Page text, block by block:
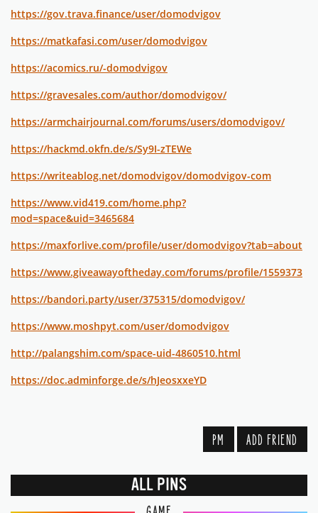
https://gov.trava.finance/user/domodvigov
https://matkafasi.com/user/domodvigov
https://acomics.ru/-domodvigov
https://gravesales.com/author/domodvigov/
https://armchairjournal.com/forums/users/domodvigov/
https://hackmd.okfn.de/s/Sy9I-zTEWe
https://writeablog.net/domodvigov/domodvigov-com
https://www.vid419.com/home.php?
mod=space&uid=3465684
https://maxforlive.com/profile/user/domodvigov?tab=about
https://www.giveawayoftheday.com/forums/profile/1559373
https://bandori.party/user/375315/domodvigov/
https://www.moshpyt.com/user/domodvigov
http://palangshim.com/space-uid-4860510.html
https://doc.adminforge.de/s/hJeosxxeYD
PM ADD FRIEND
ALL PINS